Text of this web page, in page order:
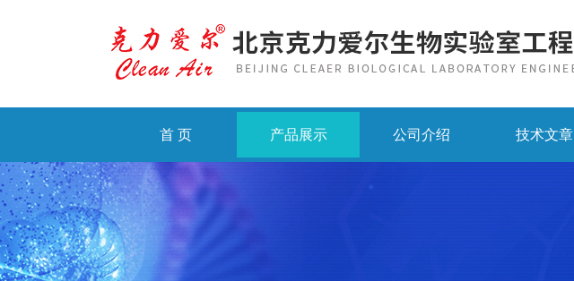
首 页 产品展示 公司介绍 技术文章